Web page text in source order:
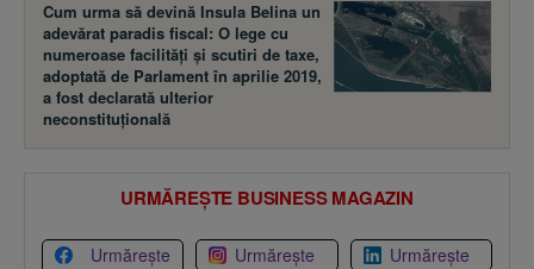
Cum urma să devină Insula Belina un
adevărat paradis fiscal: O lege cu
numeroase facilităţi şi scutiri de taxe,
adoptată de Parlament în aprilie 2019,
a fost declarată ulterior
neconstituţională
URMĂREȘTE BUSINESS MAGAZIN
Urmărește Urmărește Urmărește